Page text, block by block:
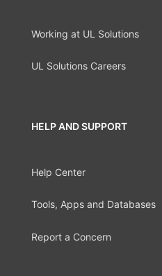
Working at UL Solutions
UL Solutions Careers
HELP AND SUPPORT
Help Center
Tools, Apps and Databases
Report a Concern